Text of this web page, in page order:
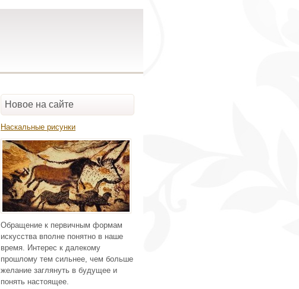
Новое на сайте
Наскальные рисунки
Обращение к первичным формам
искусства вполне понятно в наше
время. Интерес к далекому
прошлому тем сильнее, чем больше
желание заглянуть в будущее и
понять настоящее.